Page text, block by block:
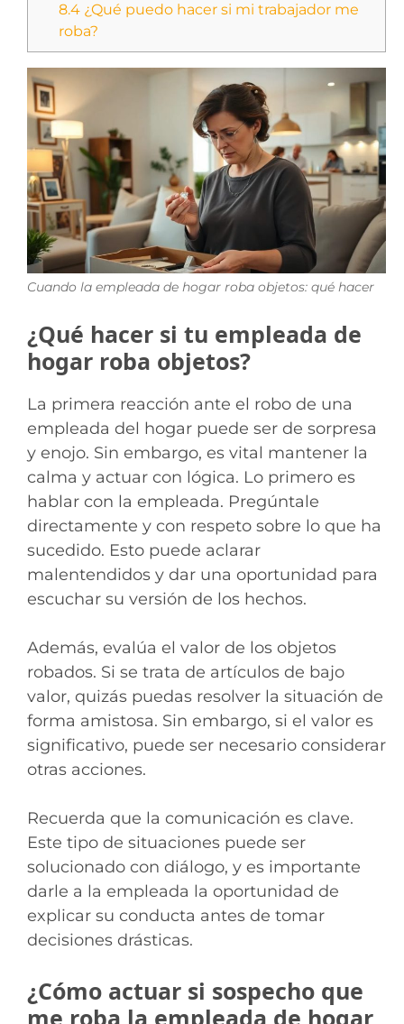
8.4 ¿Qué puedo hacer si mi trabajador me
roba?
Cuando la empleada de hogar roba objetos: qué hacer
¿Qué hacer si tu empleada de
hogar roba objetos?
La primera reacción ante el robo de una
empleada del hogar puede ser de sorpresa
y enojo. Sin embargo, es vital mantener la
calma y actuar con lógica. Lo primero es
hablar con la empleada. Pregúntale
directamente y con respeto sobre lo que ha
sucedido. Esto puede aclarar
malentendidos y dar una oportunidad para
escuchar su versión de los hechos.
Además, evalúa el valor de los objetos
robados. Si se trata de artículos de bajo
valor, quizás puedas resolver la situación de
forma amistosa. Sin embargo, si el valor es
significativo, puede ser necesario considerar
otras acciones.
Recuerda que la comunicación es clave.
Este tipo de situaciones puede ser
solucionado con diálogo, y es importante
darle a la empleada la oportunidad de
explicar su conducta antes de tomar
decisiones drásticas.
¿Cómo actuar si sospecho que
me roba la empleada de hogar